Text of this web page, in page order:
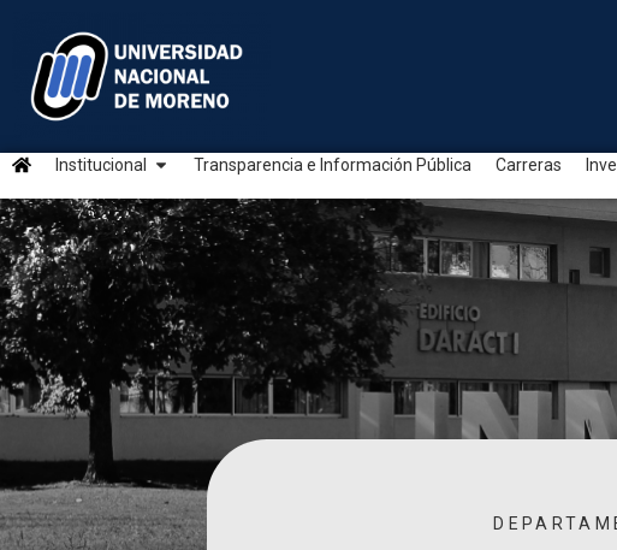
Institucional Transparencia e Información Pública Carreras